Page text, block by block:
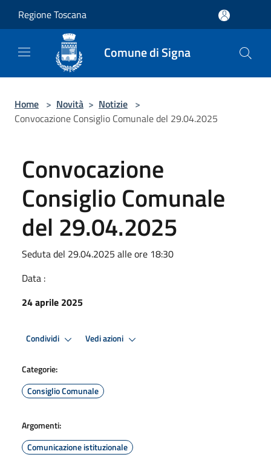
Regione Toscana
Comune di Signa
Home > Novità > Notizie >
Convocazione Consiglio Comunale del 29.04.2025
Convocazione
Consiglio Comunale
del 29.04.2025
Seduta del 29.04.2025 alle ore 18:30
Data :
24 aprile 2025
Condividi Vedi azioni
Categorie:
Consiglio Comunale
Argomenti:
Comunicazione istituzionale